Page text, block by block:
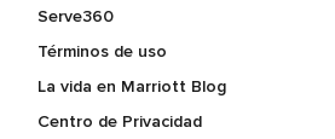
Serve360
Términos de uso
La vida en Marriott Blog
Centro de Privacidad